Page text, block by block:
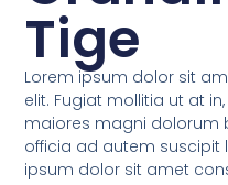
Tige
Lorem ipsum dolor sit
elit. Fugiat mollitia ut at
maiores magni dolorum
officia ad autem suscipit
ipsum dolor sit amet